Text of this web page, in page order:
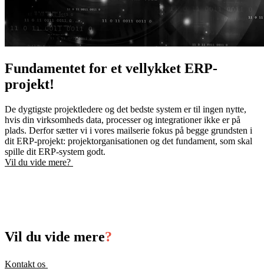
Fundamentet for et vellykket ERP-
projekt!
De dygtigste projektledere og det bedste system er til ingen nytte,
hvis din virksomheds data, processer og integrationer ikke er på
plads. Derfor sætter vi i vores mailserie fokus på begge grundsten i
dit ERP-projekt: projektorganisationen og det fundament, som skal
spille dit ERP-system godt.
Vil du vide mere?
Vil du vide mere?
Kontakt os